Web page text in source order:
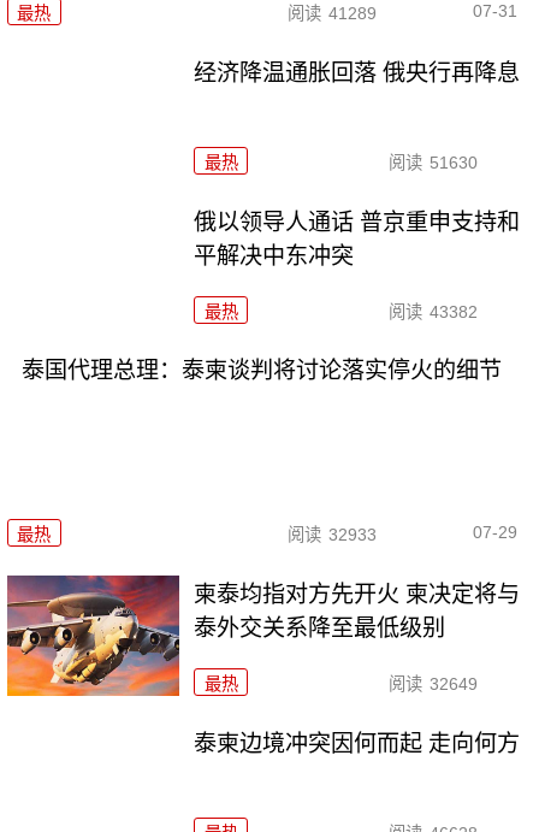
最热 阅读 41289 07-31
经济降温通胀回落 俄央行再降息
最热 阅读 51630
俄以领导人通话 普京重申支持和
平解决中东冲突
最热 阅读 43382
泰国代理总理：泰柬谈判将讨论落实停火的细节
最热 阅读 32933 07-29
柬泰均指对方先开火 柬决定将与
泰外交关系降至最低级别
最热 阅读 32649
泰柬边境冲突因何而起 走向何方